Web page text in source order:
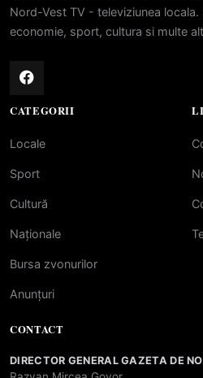
Nord-Vest TV - televiziunea
economie, sport, cultura si multe
CATEGORII
Locale
Sport
Cultură
Naționale
Bursa zvonurilor
Anunțuri
CONTACT
DIRECTOR GENERAL GAZETA DE